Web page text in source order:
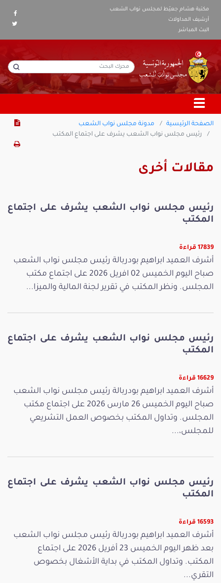
مكتبة هشام جعيّط لمجلس نواب الشعب
أرشيف المداولات
البث المباشر
الصفحة الرئيسية
مدونة مجلس نواب الشعب
رئيس مجلس نواب الشعب يشرف على اجتماع المكتب
مقالات أخرى
رئيس مجلس نواب الشعب يشرف على اجتماع
المكتب
17839 قراءة
أشرف العميد ابراهيم بودربالة رئيس مجلس نواب الشعب
صباح اليوم الخميس 02 افريل 2026 على اجتماع مكتب
المجلس. ونظر المكتب في تقرير لجنة المالية والميزا...
رئيس مجلس نواب الشعب يشرف على اجتماع
المكتب
16629 قراءة
أشرف العميد ابراهيم بودربالة رئيس مجلس نواب الشعب
صباح اليوم الخميس 26 مارس 2026 على اجتماع مكتب
المجلس. وتداول المكتب بخصوص العمل التشريعي
للمجلس،...
رئيس مجلس نواب الشعب يشرف على اجتماع
المكتب
16593 قراءة
أشرف العميد ابراهيم بودربالة رئيس مجلس نواب الشعب
بعد ظهر اليوم الخميس 23 أفريل 2026 على اجتماع
المكتب. وتداول المكتب في بداية الأشغال بخصوص
التقري...